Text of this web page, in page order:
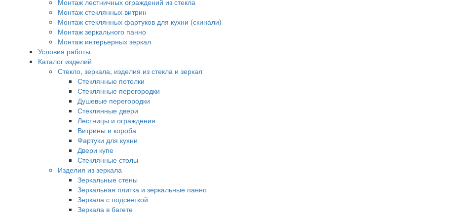
Монтаж лестничных ограждений из стекла
Монтаж стеклянных витрин
Монтаж стеклянных фартуков для кухни (скинали)
Монтаж зеркального панно
Монтаж интерьерных зеркал
Условия работы
Каталог изделий
Стекло, зеркала, изделия из стекла и зеркал
Стеклянные потолки
Стеклянные перегородки
Душевые перегородки
Стеклянные двери
Лестницы и ограждения
Витрины и короба
Фартуки для кухни
Двери купе
Стеклянные столы
Изделия из зеркала
Зеркальные стены
Зеркальная плитка и зеркальные панно
Зеркала с подсветкой
Зеркала в багете